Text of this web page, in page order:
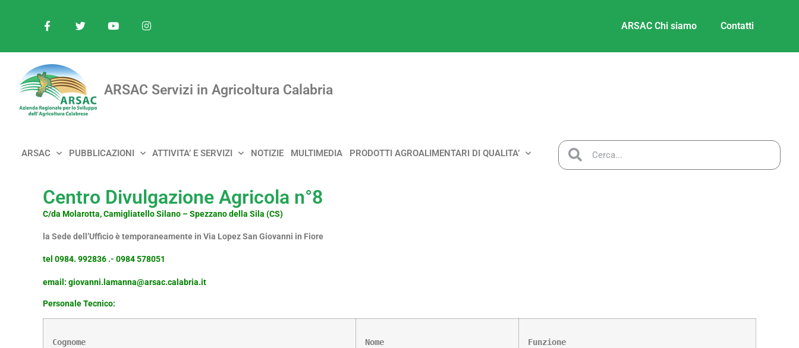
ARSAC Chi siamo Contatti
ARSAC Servizi in Agricoltura Calabria
ARSAC PUBBLICAZIONI ATTIVITA’ E SERVIZI NOTIZIE MULTIMEDIA PRODOTTI AGROALIMENTARI DI QUALITA’
Centro Divulgazione Agricola n°8
C/da Molarotta, Camigliatello Silano – Spezzano della Sila (CS)
la Sede dell’Ufficio è temporaneamente in Via Lopez San Giovanni in Fiore
tel 0984. 992836 .- 0984 578051
email: giovanni.lamanna@arsac.calabria.it
Personale Tecnico:
Cognome Nome Funzione